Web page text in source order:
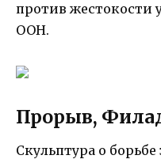
против жестокости
ООН.
Прорыв,
Скульптура о